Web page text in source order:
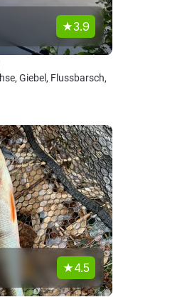
3.9
Giebel, Flussbarsch,
4.5